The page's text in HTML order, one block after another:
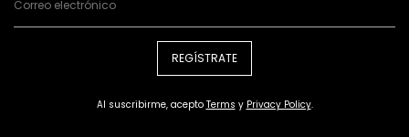
REGÍSTRATE
Al suscribirme, acepto Terms y Privacy Policy.